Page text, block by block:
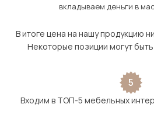
вкладываем деньги в
В итоге цена на нашу продукцию
Некоторые позиции могут
5
Входим в ТОП-5 мебельных